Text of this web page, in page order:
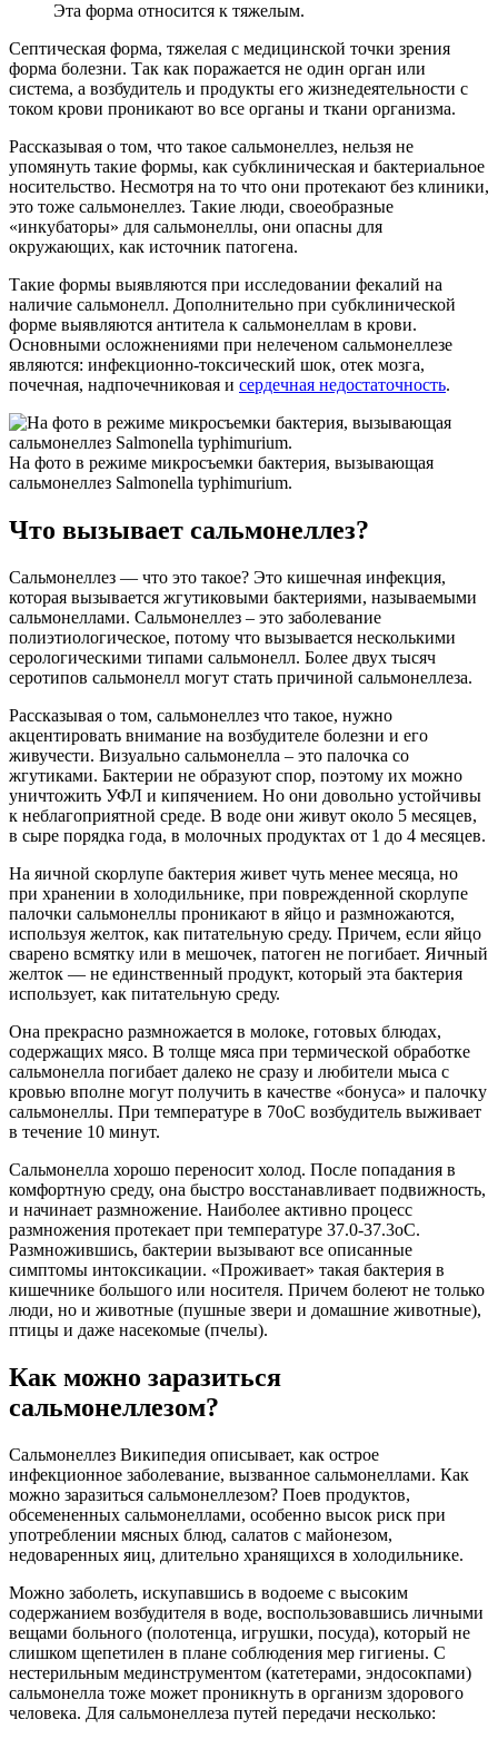
Эта форма относится к тяжелым.
Септическая форма, тяжелая с медицинской точки зрения
форма болезни. Так как поражается не один орган или
система, а возбудитель и продукты его жизнедеятельности с
током крови проникают во все органы и ткани организма.
Рассказывая о том, что такое сальмонеллез, нельзя не
упомянуть такие формы, как субклиническая и бактериальное
носительство. Несмотря на то что они протекают без клиники,
это тоже сальмонеллез. Такие люди, своеобразные
«инкубаторы» для сальмонеллы, они опасны для
окружающих, как источник патогена.
Такие формы выявляются при исследовании фекалий на
наличие сальмонелл. Дополнительно при субклинической
форме выявляются антитела к сальмонеллам в крови.
Основными осложнениями при нелеченом сальмонеллезе
являются: инфекционно-токсический шок, отек мозга,
почечная, надпочечниковая и сердечная недостаточность.
На фото в режиме микросъемки бактерия, вызывающая
сальмонеллез Salmonella typhimurium.
Что вызывает сальмонеллез?
Сальмонеллез — что это такое? Это кишечная инфекция,
которая вызывается жгутиковыми бактериями, называемыми
сальмонеллами. Сальмонеллез – это заболевание
полиэтиологическое, потому что вызывается несколькими
серологическими типами сальмонелл. Более двух тысяч
серотипов сальмонелл могут стать причиной сальмонеллеза.
Рассказывая о том, сальмонеллез что такое, нужно
акцентировать внимание на возбудителе болезни и его
живучести. Визуально сальмонелла – это палочка со
жгутиками. Бактерии не образуют спор, поэтому их можно
уничтожить УФЛ и кипячением. Но они довольно устойчивы
к неблагоприятной среде. В воде они живут около 5 месяцев,
в сыре порядка года, в молочных продуктах от 1 до 4 месяцев.
На яичной скорлупе бактерия живет чуть менее месяца, но
при хранении в холодильнике, при поврежденной скорлупе
палочки сальмонеллы проникают в яйцо и размножаются,
используя желток, как питательную среду. Причем, если яйцо
сварено всмятку или в мешочек, патоген не погибает. Яичный
желток — не единственный продукт, который эта бактерия
использует, как питательную среду.
Она прекрасно размножается в молоке, готовых блюдах,
содержащих мясо. В толще мяса при термической обработке
сальмонелла погибает далеко не сразу и любители мыса с
кровью вполне могут получить в качестве «бонуса» и палочку
сальмонеллы. При температуре в 70оС возбудитель выживает
в течение 10 минут.
Сальмонелла хорошо переносит холод. После попадания в
комфортную среду, она быстро восстанавливает подвижность,
и начинает размножение. Наиболее активно процесс
размножения протекает при температуре 37.0-37.3оС.
Размножившись, бактерии вызывают все описанные
симптомы интоксикации. «Проживает» такая бактерия в
кишечнике большого или носителя. Причем болеют не только
люди, но и животные (пушные звери и домашние животные),
птицы и даже насекомые (пчелы).
Как можно заразиться
сальмонеллезом?
Сальмонеллез Википедия описывает, как острое
инфекционное заболевание, вызванное сальмонеллами. Как
можно заразиться сальмонеллезом? Поев продуктов,
обсемененных сальмонеллами, особенно высок риск при
употреблении мясных блюд, салатов с майонезом,
недоваренных яиц, длительно хранящихся в холодильнике.
Можно заболеть, искупавшись в водоеме с высоким
содержанием возбудителя в воде, воспользовавшись личными
вещами больного (полотенца, игрушки, посуда), который не
слишком щепетилен в плане соблюдения мер гигиены. С
нестерильным мединструментом (катетерами, эндосокпами)
сальмонелла тоже может проникнуть в организм здорового
человека. Для сальмонеллеза путей передачи несколько: